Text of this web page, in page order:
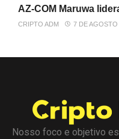
AZ-COM Maruwa
CRIPTO ADM 7 DE
Nosso foco e objetivo